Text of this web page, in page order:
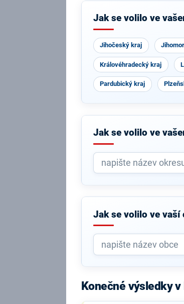
Jak se volilo ve
Jihočeský kraj
Královéhradecký kraj
Pardubický kraj
Jak se volilo ve
Jak se volilo ve vaší
Konečné výsledky